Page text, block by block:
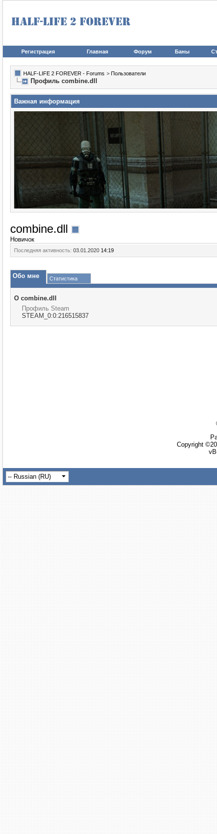
Регистрация Главная Форум Баны
HALF-LIFE 2 FOREVER - Forums > Пользователи
Профиль combine.dll
Важная информация
combine.dll
Новичок
Последняя активность: 03.01.2020 14:19
Обо мне Статистика
О combine.dll
Профиль Steam
STEAM_0:0:216515837
Copyright